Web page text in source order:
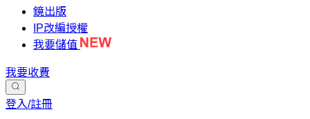
鏡出版
IP改編授權
我要儲值
我要收費
登入/註冊